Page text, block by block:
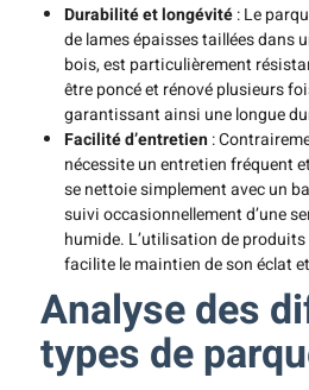
Durabilité et longévité: Le
de lames épaisses taillées dans
bois, est particulièrement
être poncé et rénové plusieurs
garantissant ainsi une longue
Facilité d’entretien:
nécessite un entretien fréquent
se nettoie simplement avec un
suivi occasionnellement d’une
humide. L’utilisation de
facilite le maintien de son éclat
Analyse des
types de